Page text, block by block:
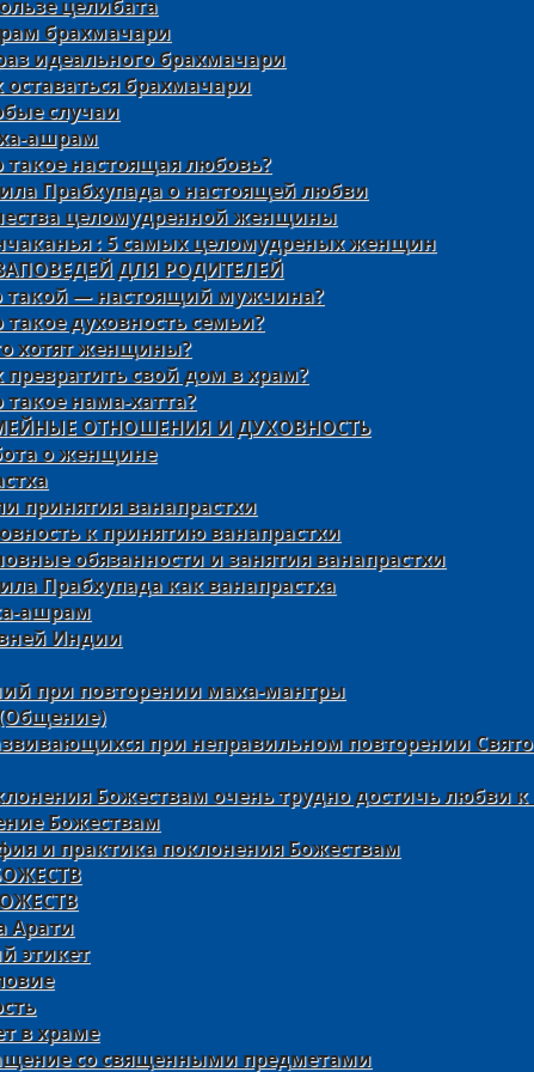
целибата
брахмачари
идеального брахмачари
оставаться брахмачари
случаи
ашрам
такое настоящая любовь?
Прабхупада о настоящей любви
целомудренной женщины
: 5 самых целомудреных женщин
ДЛЯ РОДИТЕЛЕЙ
такой — настоящий мужчина?
такое духовность семьи?
хотят женщины?
превратить свой дом в храм?
такое нама-хатта?
ОТНОШЕНИЯ И ДУХОВНОСТЬ
о женщине
принятия ванапрастхи
к принятию ванапрастхи
обязанности и занятия ванапрастхи
Прабхупада как ванапрастха
ашрам
Индии
при повторении маха-мантры
при неправильном повторении
Божествам очень трудно достичь любви к
Божествам
и практика поклонения Божествам
Арати
этикет
в храме
со священными предметами